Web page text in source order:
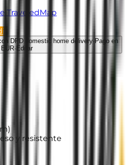
TraveledMap
DPD domestic home delivery· Pago en
EUR· Editar
)
y resistente